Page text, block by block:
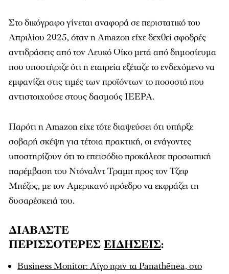
Στο δικόγραφο γίνεται αναφορά σε περιστατικό του
Απριλίου 2025, όταν η Amazon είχε δεχθεί σφοδρές
αντιδράσεις από τον Λευκό Οίκο μετά από δημοσίευμα
που υποστήριζε ότι η εταιρεία εξέταζε το ενδεχόμενο να
εμφανίζει στις τιμές των προϊόντων το ποσοστό που
αντιστοιχούσε στους δασμούς IEEPA.
Παρότι η Amazon είχε τότε διαψεύσει ότι υπήρξε
σοβαρή σκέψη για τέτοια πρακτική, οι ενάγοντες
υποστηρίζουν ότι το επεισόδιο προκάλεσε προσωπική
παρέμβαση του Ντόναλντ Τραμπ προς τον Τζεφ
Μπέζος, με τον Αμερικανό πρόεδρο να εκφράζει τη
δυσαρέσκειά του.
ΔΙΑΒΑΣΤΕ
ΠΕΡΙΣΣΟΤΕΡΕΣ ΕΙΔΗΣΕΙΣ:
Business Monitor: Λίγο πριν τα Panathēnea, στο